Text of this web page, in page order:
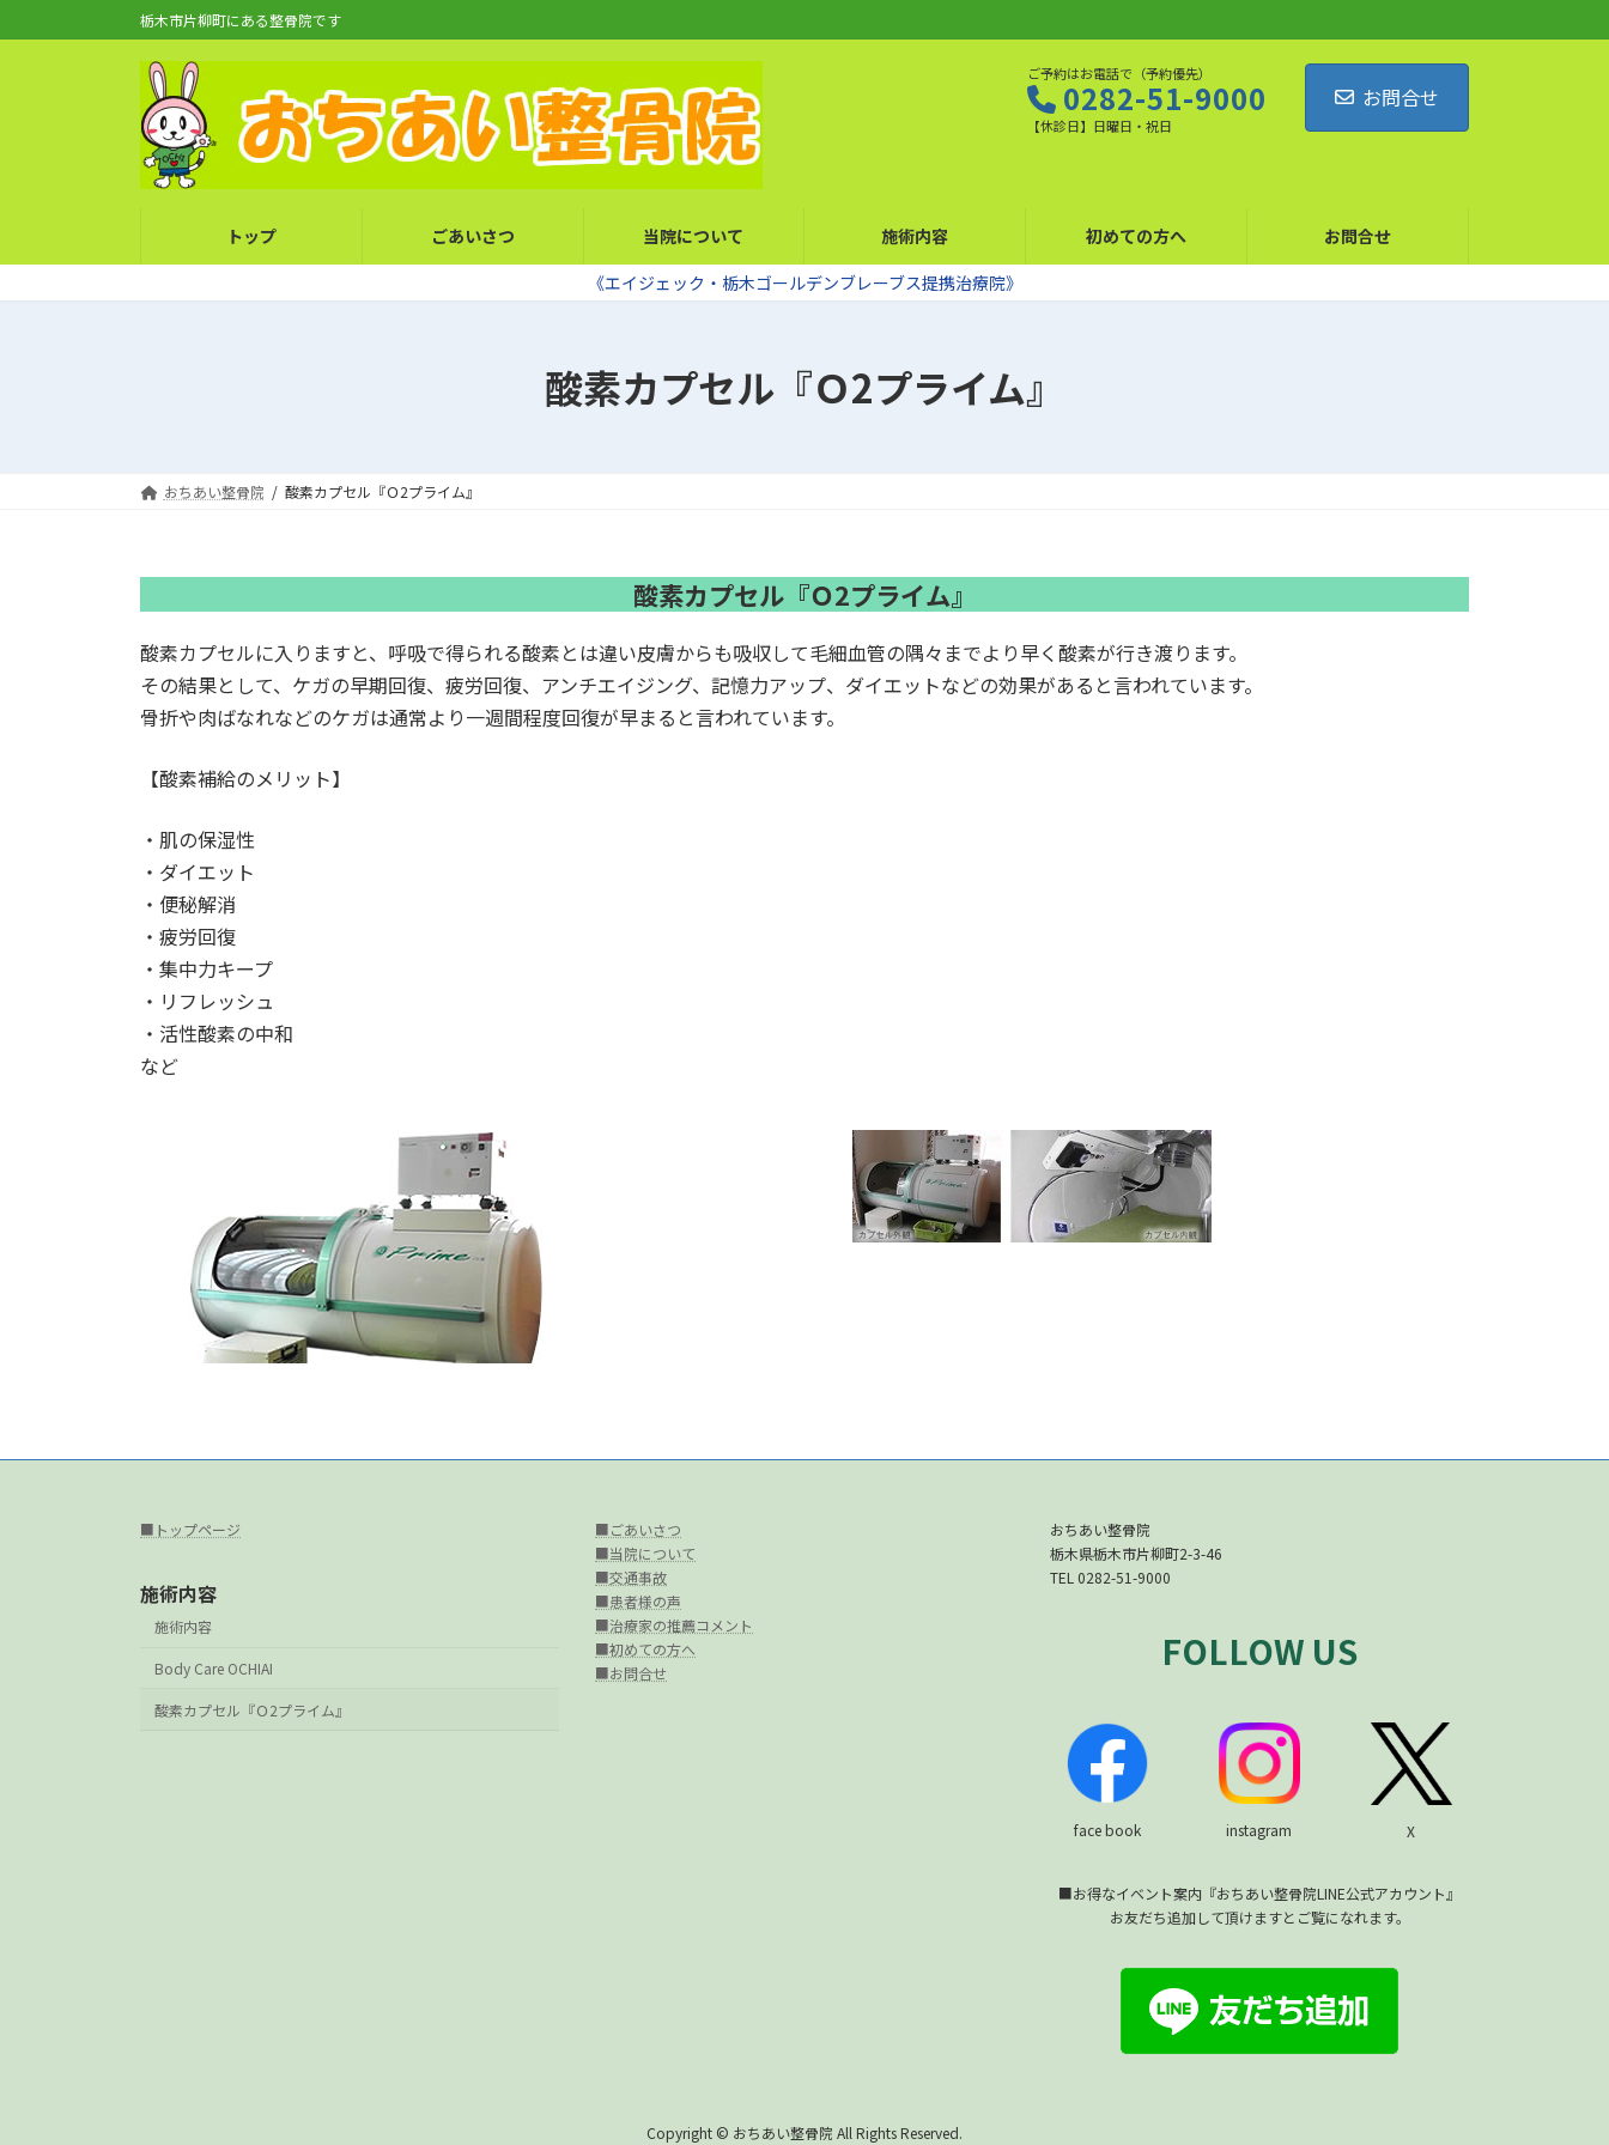
ン
プ
ビ
動
栃木市片柳町にある整骨院です
ご予約はお電話で（予約優先）
0282-51-9000
【休診日】日曜日・祝日
お問合せ
トップ ごあいさつ 当院について 施術内容 初めての方へ
お問合せ
《エイジェック・栃木ゴールデンブレーブス提携治療院》
酸素カプセル『Ｏ2プライム』
おちあい整骨院 酸素カプセル『Ｏ2プライム』
酸素カプセル『Ｏ2プライム』
酸素カプセルに入りますと、呼吸で得られる酸素とは違い皮膚からも吸収して毛細血管の隅々までより早く酸素が行き渡ります。
その結果として、ケガの早期回復、疲労回復、アンチエイジング、記憶力アップ、ダイエットなどの効果があると言われています。
骨折や肉ばなれなどのケガは通常より一週間程度回復が早まると言われています。
【酸素補給のメリット】
・肌の保湿性
・ダイエット
・便秘解消
・疲労回復
・集中力キープ
・リフレッシュ
・活性酸素の中和
など
■トップページ
施術内容
施術内容
Body Care OCHIAI
酸素カプセル『Ｏ2プライム』
■ごあいさつ
■当院について
■交通事故
■患者様の声
■治療家の推薦コメント
■初めての方へ
■お問合せ
おちあい整骨院
栃木県栃木市片柳町2-3-46
TEL 0282-51-9000
FOLLOW US
face book instagram X
■お得なイベント案内『おちあい整骨院LINE公式アカウント』
お友だち追加して頂けますとご覧になれます。
Copyright © おちあい整骨院 All Rights Reserved.